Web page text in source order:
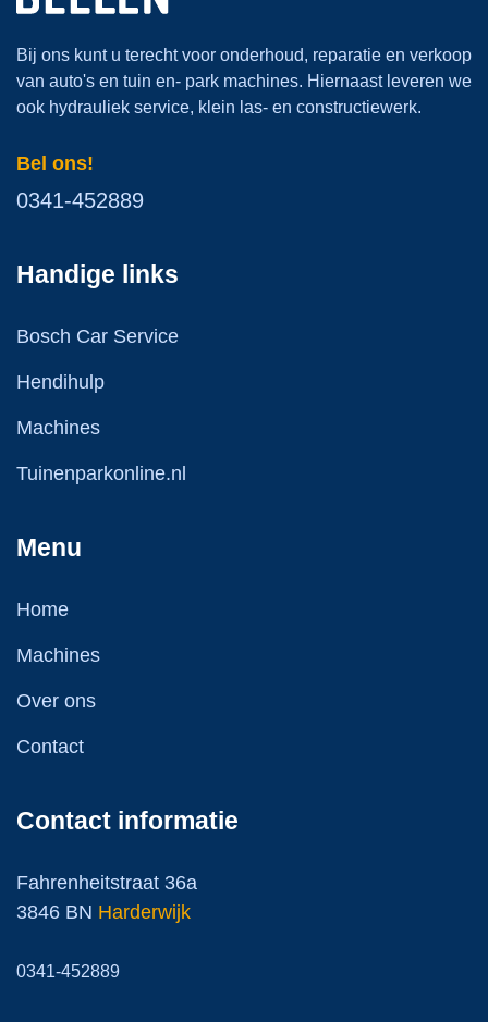
Bij ons kunt u terecht voor onderhoud, reparatie en verkoop
van auto's en tuin en- park machines. Hiernaast leveren we
ook hydrauliek service, klein las- en constructiewerk.
Bel ons!
0341-452889
Handige links
Bosch Car Service
Hendihulp
Machines
Tuinenparkonline.nl
Menu
Home
Machines
Over ons
Contact
Contact informatie
Fahrenheitstraat 36a
3846 BN Harderwijk
0341-452889